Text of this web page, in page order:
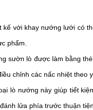
kế với khay nướng lưới có
phẩm.
sườn lò được làm bằng
chỉnh các nấc nhiệt theo
lò nướng này giúp tiết
lửa phía trước thuận